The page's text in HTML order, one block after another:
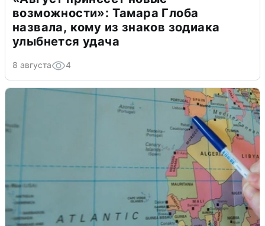
возможности»: Тамара Глоба
назвала, кому из знаков зодиака
улыбнется удача
8 августа 4